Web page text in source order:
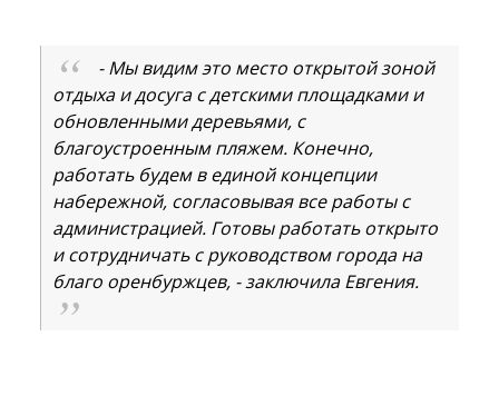
- Мы видим это место открытой зоной
отдыха и досуга с детскими площадками и
обновленными деревьями, с
благоустроенным пляжем. Конечно,
работать будем в единой концепции
набережной, согласовывая все работы с
администрацией. Готовы работать открыто
и сотрудничать с руководством города на
благо оренбуржцев, - заключила Евгения.